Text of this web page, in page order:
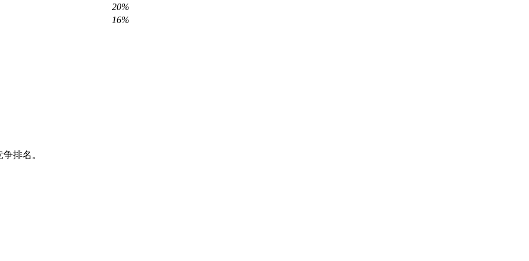
20%
16%
排名。